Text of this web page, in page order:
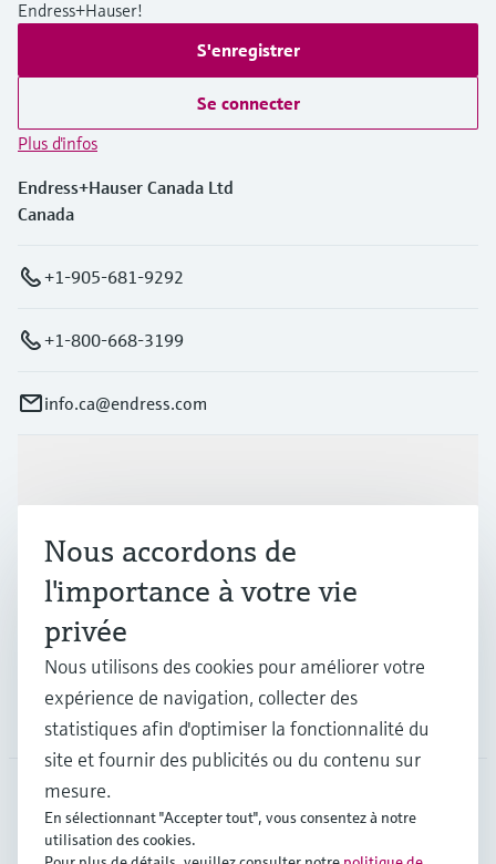
Endress+Hauser!
S'enregistrer
Se connecter
Plus d'infos
Endress+Hauser Canada Ltd
Canada
+1-905-681-9292
+1-800-668-3199
info.ca@endress.com
Industries
Support
Société
CAN•Français
Nous accordons de
l'importance à votre vie
privée
Nous utilisons des cookies pour améliorer votre
expérience de navigation, collecter des
statistiques afin d'optimiser la fonctionnalité du
site et fournir des publicités ou du contenu sur
mesure.
En sélectionnant "Accepter tout", vous consentez à notre
utilisation des cookies.